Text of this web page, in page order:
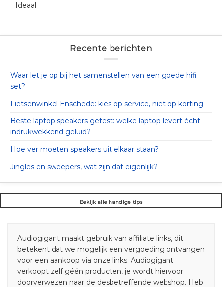
Ideaal
Recente berichten
Waar let je op bij het samenstellen van een goede hifi
set?
Fietsenwinkel Enschede: kies op service, niet op korting
Beste laptop speakers getest: welke laptop levert écht
indrukwekkend geluid?
Hoe ver moeten speakers uit elkaar staan?
Jingles en sweepers, wat zijn dat eigenlijk?
Bekijk alle handige tips
Audiogigant maakt gebruik van affiliate links, dit
betekent dat we mogelijk een vergoeding ontvangen
voor een aankoop via onze links. Audiogigant
verkoopt zelf géén producten, je wordt hiervoor
doorverwezen naar de desbetreffende webshop. Heb